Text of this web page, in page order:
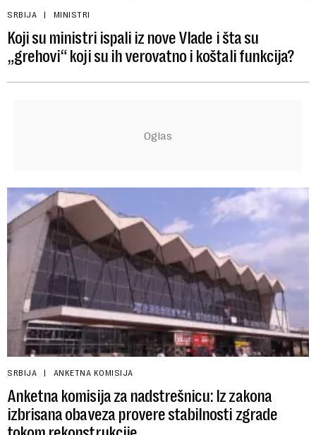
SRBIJA MINISTRI
Koji su ministri ispali iz nove Vlade i šta su
„grehovi“ koji su ih verovatno i koštali funkcija?
SRBIJA ANKETNA KOMISIJA
Anketna komisija za nadstrešnicu: Iz zakona
izbrisana obaveza provere stabilnosti zgrade